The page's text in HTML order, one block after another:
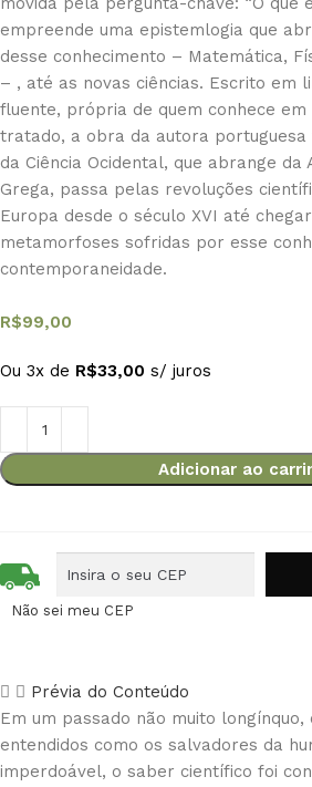
empreende uma epistemlogia que
desse conhecimento – Matemática,
– , até as novas ciências. Escrito em
fluente, própria de quem conhece
tratado, a obra da autora portuguesa
da Ciência Ocidental, que abrange da
Grega, passa pelas revoluções
Europa desde o século XVI até
metamorfoses sofridas por esse
contemporaneidade.
R$99,00
Ou 3x de R$33,00 s/ juros
Adicionar ao
Não sei meu CEP
Prévia do Conteúdo
Em um passado não muito
entendidos como os salvadores da
imperdoável, o saber científico foi